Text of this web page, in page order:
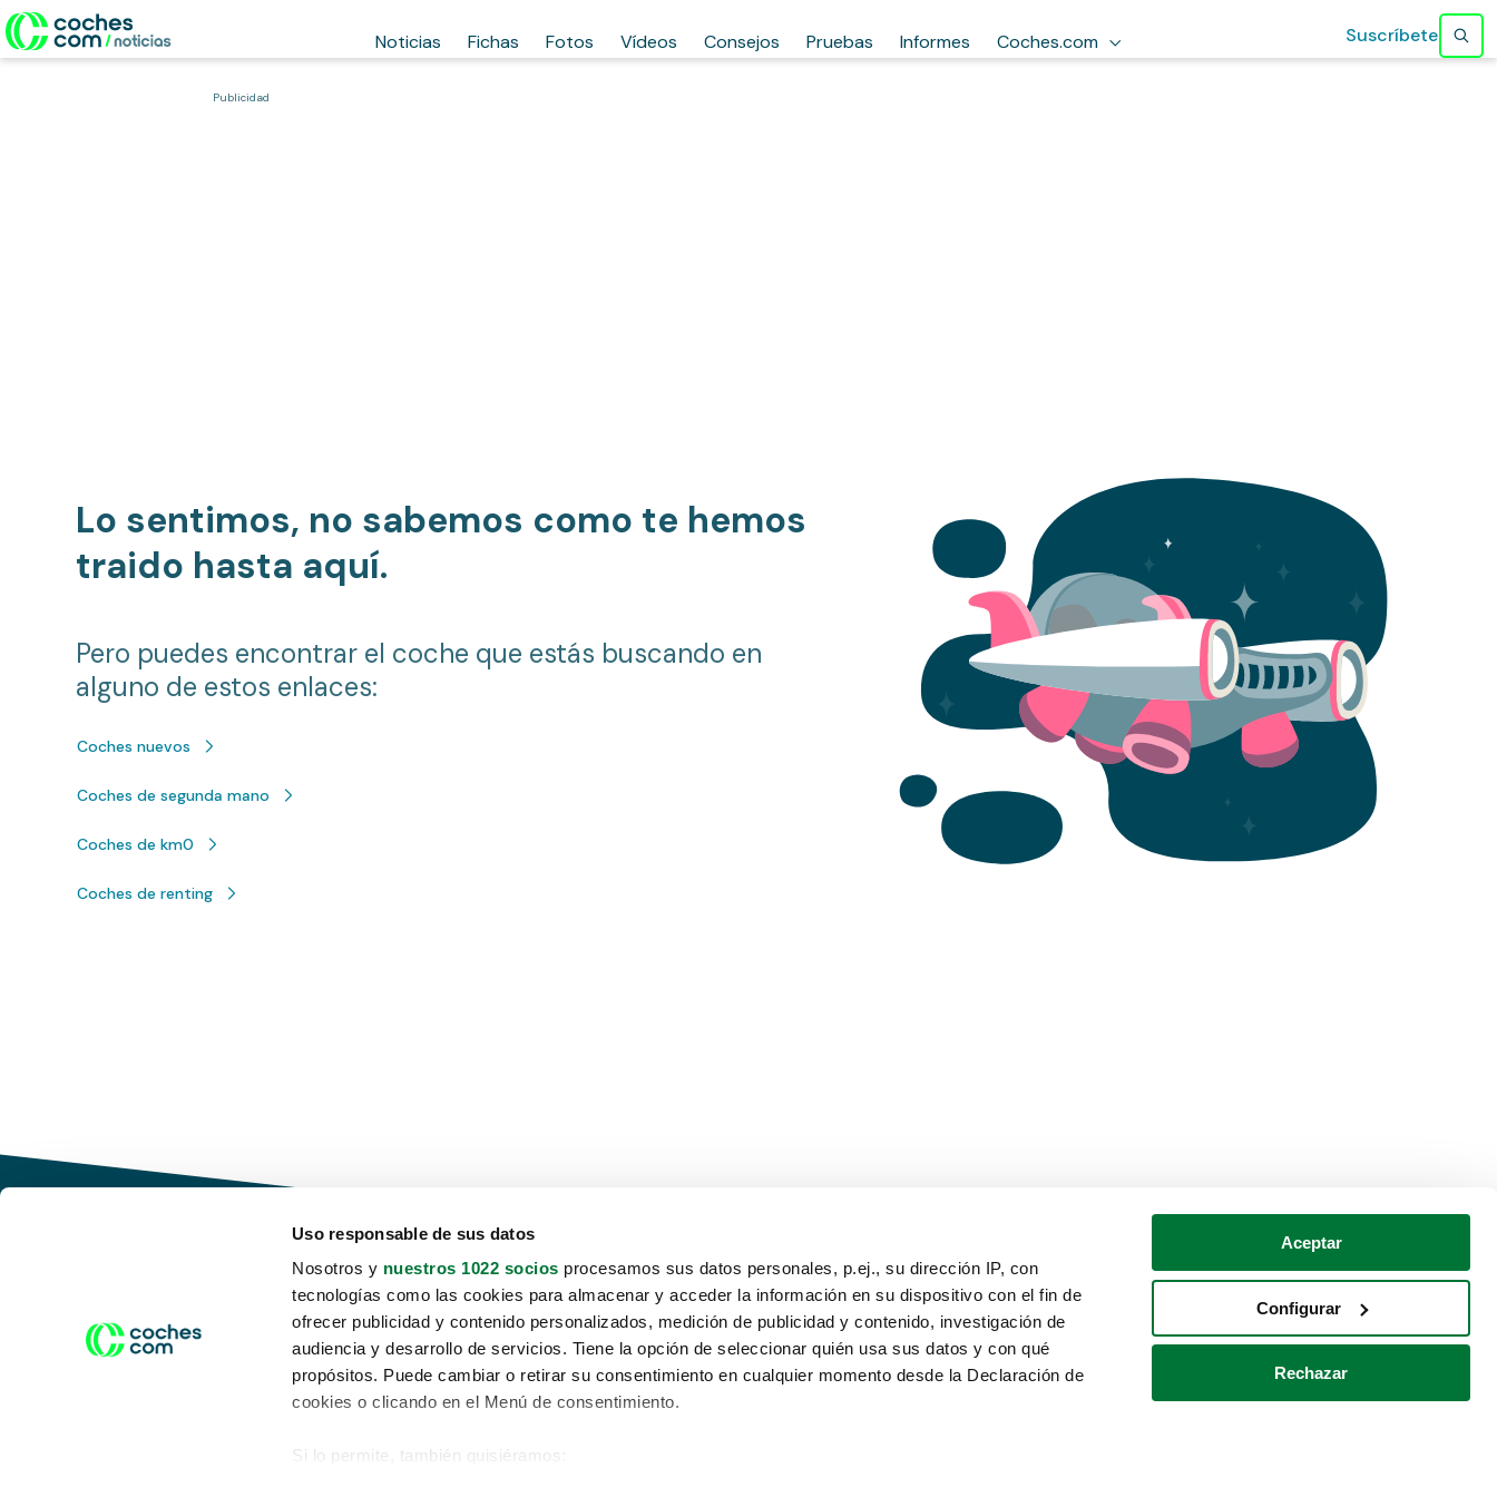
Uso responsable de sus datos
Nosotros y nuestros 1022 socios procesamos sus datos personales, p.ej., su dirección IP, con
tecnologías como las cookies para almacenar y acceder la información en su dispositivo con el fin de
ofrecer publicidad y contenido personalizados, medición de publicidad y contenido, investigación de
audiencia y desarrollo de servicios. Tiene la opción de seleccionar quién usa sus datos y con qué
propósitos. Puede cambiar o retirar su consentimiento en cualquier momento desde la Declaración de
cookies o clicando en el Menú de consentimiento.
Si lo permite, también quisiéramos:
Aceptar
Configurar
Rechazar
Noticias Fichas Fotos Vídeos Consejos Pruebas Informes Coches.com Suscríbete
Publicidad
Lo sentimos, no sabemos como te hemos
traido hasta aquí.
Pero puedes encontrar el coche que estás buscando en
alguno de estos enlaces:
Coches nuevos
Coches de segunda mano
Coches de km0
Coches de renting
Conduce tu futuro,
desata tu movilidad